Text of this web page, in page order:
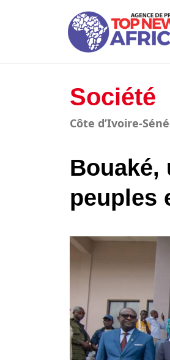
Société
Côte d’Ivoire-
Bouaké,
peuples